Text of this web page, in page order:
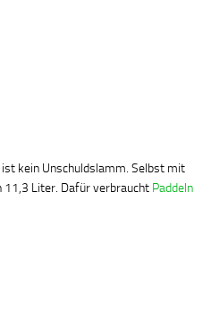
kein Unschuldslamm. Selbst mit
Liter. Dafür verbraucht Paddeln